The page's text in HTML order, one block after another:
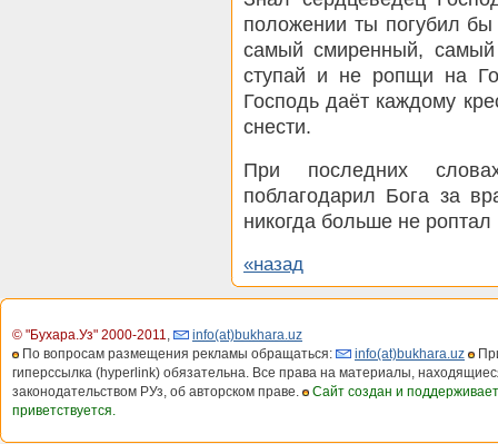
положении ты погубил
самый смиренный,
ступай и не ропщи на
Господь даёт каждому
снести.
При последних
поблагодарил Бога за
никогда больше не роптал
«назад
© "Бухара.Уз" 2000-2011,
info(at)bukhara.uz
По вопросам размещения рекламы обращаться:
info(at)bukhara.uz
гиперссылка (hyperlink) обязательна. Все права на материалы,
законодательством РУз, об авторском праве.
Сайт создан и
приветствуется.